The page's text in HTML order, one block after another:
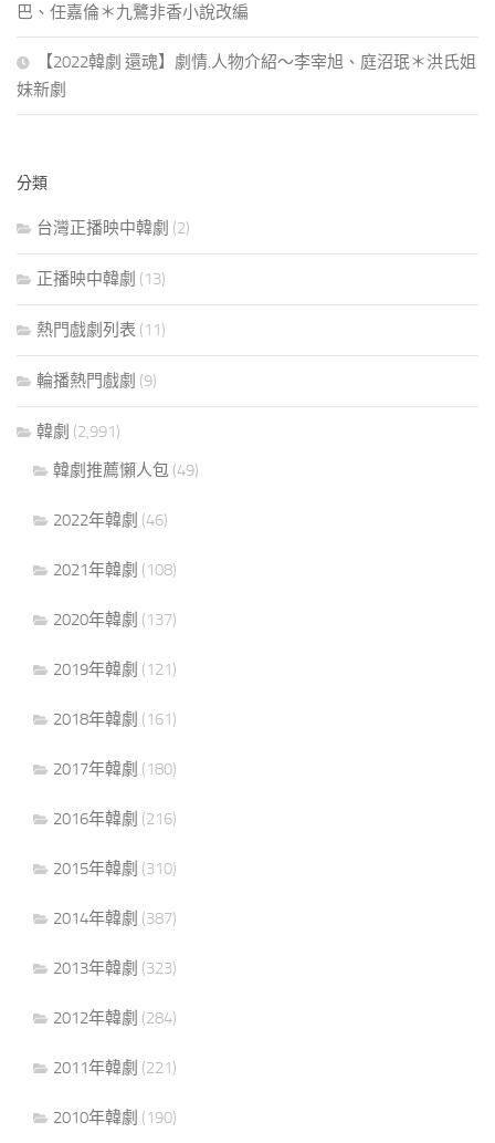
巴、任嘉倫＊九鷺非香小說改編
【2022韓劇 還魂】劇情.人物介紹～李宰旭、庭沼珉＊洪氏姐
妹新劇
分類
台灣正播映中韓劇 (2)
正播映中韓劇 (13)
熱門戲劇列表 (11)
輪播熱門戲劇 (9)
韓劇 (2,991)
韓劇推薦懶人包 (49)
2022年韓劇 (46)
2021年韓劇 (108)
2020年韓劇 (137)
2019年韓劇 (121)
2018年韓劇 (161)
2017年韓劇 (180)
2016年韓劇 (216)
2015年韓劇 (310)
2014年韓劇 (387)
2013年韓劇 (323)
2012年韓劇 (284)
2011年韓劇 (221)
2010年韓劇 (190)